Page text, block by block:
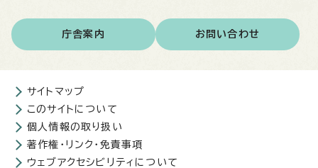
庁舎案内 お問い合わせ
サイトマップ
このサイトについて
個人情報の取り扱い
著作権・リンク・免責事項
ウェブアクセシビリティについて